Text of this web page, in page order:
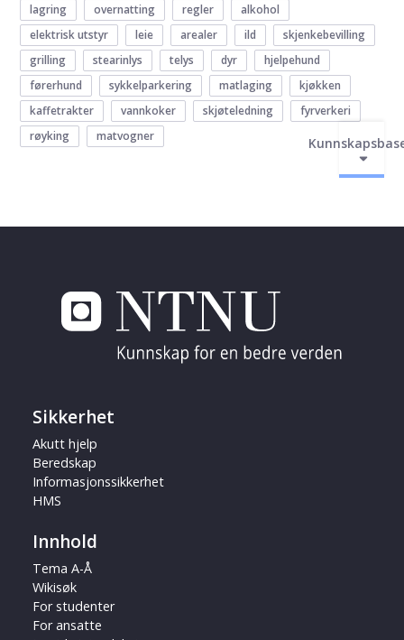
lagring
overnatting regler
alkohol
elektrisk utstyr
leie arealer ild
skjenkebevilling
grilling
stearinlys telys dyr
hjelpehund
førerhund
sykkelparkering matlaging
kjøkken
kaffetrakter
vannkoker skjøteledning
fyrverkeri
røyking
matvogner
Sikkerhet
Akutt hjelp
Beredskap
Informasjonssikkerhet
HMS
Innhold
Tema A-Å
Wikisøk
For studenter
For ansatte